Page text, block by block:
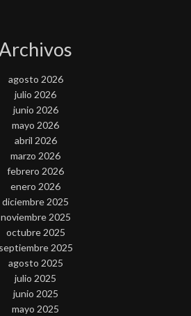
agosto 2026
julio 2026
junio 2026
mayo 2026
abril 2026
marzo 2026
febrero 2026
enero 2026
diciembre 2025
noviembre 2025
octubre 2025
septiembre 2025
agosto 2025
julio 2025
junio 2025
mayo 2025